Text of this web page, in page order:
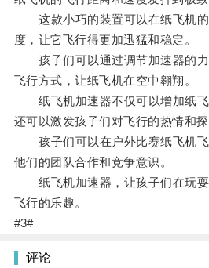
这款小巧的装置可以在纸飞机的
度，让它飞行得更加迅猛和稳定。
孩子们可以通过调节加速器的力
飞行方式，让纸飞机在空中翱翔。
纸飞机加速器不仅可以增加纸飞
还可以激发孩子们对飞行的热情和探
孩子们可以在户外比赛纸飞机飞
他们的团队合作和竞争意识。
纸飞机加速器，让孩子们在玩耍
飞行的乐趣。
#3#
评论